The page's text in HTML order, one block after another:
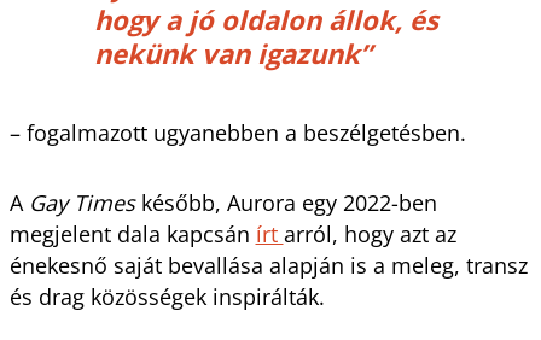
hogy a jó oldalon állok, és
nekünk van igazunk”
– fogalmazott ugyanebben a beszélgetésben.
A Gay Timeskésőbb, Aurora egy 2022-ben
megjelent dala kapcsán írt arról, hogy azt az
énekesnő saját bevallása alapján is a meleg, transz
és drag közösségek inspirálták.